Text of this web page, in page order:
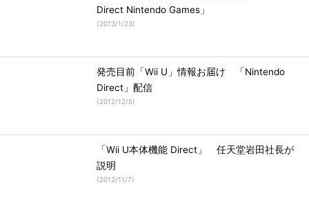
Direct Nintendo Games」
(2013/1/23)
発売目前「Wii U」情報お届け 「Nintendo
Direct」配信
(2012/12/5)
「Wii U本体機能 Direct」 任天堂岩田社長が
説明
(2012/11/7)